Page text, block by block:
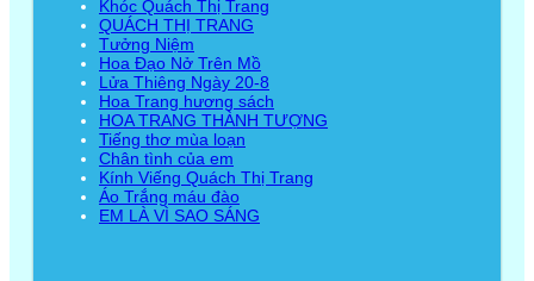
Khóc Quách Thị Trang
QUÁCH THỊ TRANG
Tưởng Niệm
Hoa Đạo Nở Trên Mồ
Lửa Thiêng Ngày 20-8
Hoa Trang hương sách
HOA TRANG THÀNH TƯỢNG
Tiếng thơ mùa loạn
Chân tình của em
Kính Viếng Quách Thị Trang
Áo Trắng máu đào
EM LÀ VÌ SAO SÁNG